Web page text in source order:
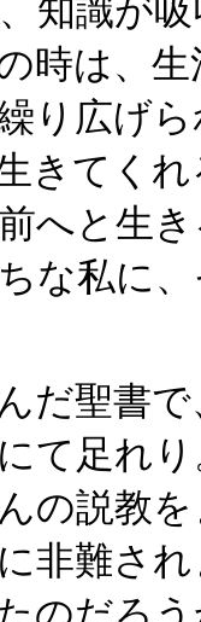
知識が
時は、
り広げ
きてく
へと生
な私に
だ聖書で
て足れ
の説教
非難さ
のだろ